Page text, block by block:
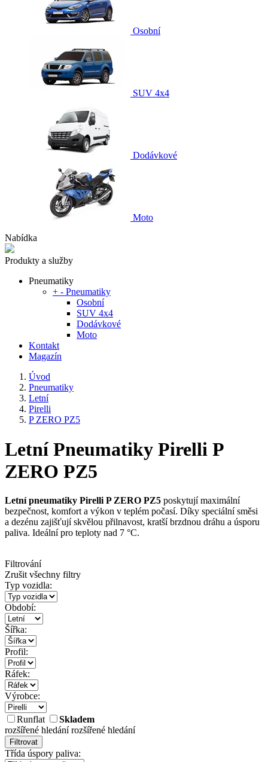
Osobní
SUV 4x4
Dodávkové
Moto
Nabídka
Produkty a služby
Pneumatiky
+ - Pneumatiky
Osobní
SUV 4x4
Dodávkové
Moto
Kontakt
Magazín
Úvod
Pneumatiky
Letní
Pirelli
P ZERO PZ5
Letní Pneumatiky Pirelli P
ZERO PZ5
Letní pneumatiky Pirelli P ZERO PZ5 poskytují maximální
bezpečnost, komfort a výkon v teplém počasí. Díky speciální směsi
a dezénu zajišťují skvělou přilnavost, kratší brzdnou dráhu a úsporu
paliva. Ideální pro teploty nad 7 °C.
Filtrování
Zrušit všechny filtry
Typ vozidla:
Období:
Šířka:
Profil:
Ráfek:
Výrobce:
Runflat
Skladem
rozšířené hledánírozšířené hledání
Filtrovat
Třída úspory paliva: